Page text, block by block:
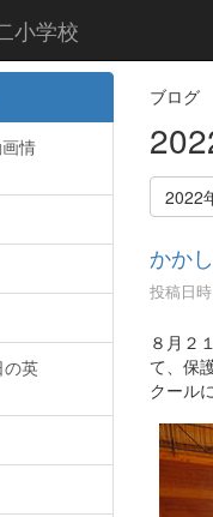
小学校
ブログ
2022
かか
投稿日
８月２
て、保
クール
情
の英